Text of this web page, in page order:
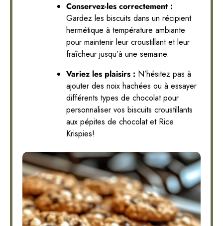
Conservez-les correctement :
Gardez les biscuits dans un récipient
hermétique à température ambiante
pour maintenir leur croustillant et leur
fraîcheur jusqu’à une semaine.
Variez les plaisirs : N’hésitez pas à
ajouter des noix hachées ou à essayer
différents types de chocolat pour
personnaliser vos biscuits croustillants
aux pépites de chocolat et Rice
Krispies!